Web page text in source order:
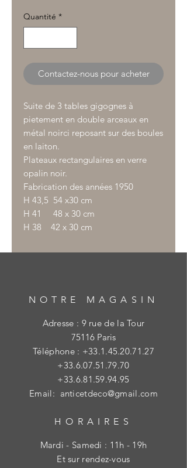
Quantité *
Contactez-nous pour acheter
Suite de 3 tables gigognes à
pietement en double arceaux en
métal noirci reposant sur des boules
en laiton.
Plateaux rectangulaires en verre
opalin noir.
Fabrication des années 1950
H 43,5 54 x30 cm
H 41 48 x 30 cm
H 38 42 x 30 cm
NOTRE MAGASIN
Adresse : 9 rue de la Tour
75116 Paris
Téléphone : +33.1.45.20.71.27
+33.6.07.51.79.70
+33.6.81.59.94.95
Email: anticetdeco@gmail.com
HORAIRES
Mardi - Samedi : 11h - 19h
Et sur rendez-vous